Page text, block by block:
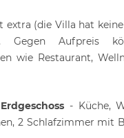
extra (die Villa hat
Gegen Aufpreis
wie Restaurant,
- Küche,
2 Schlafzimmer mit